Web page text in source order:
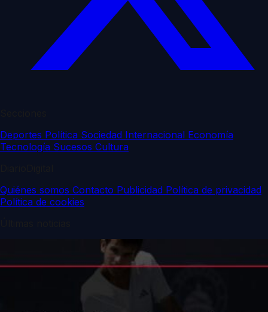
Deportes Política Sociedad Internacional Economía
Tecnología Sucesos Cultura
Quiénes somos Contacto Publicidad Política de privacidad
Política de cookies